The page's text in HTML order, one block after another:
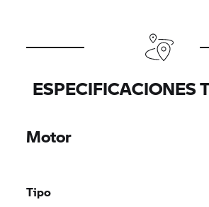
ESPECIFICACIONES
Motor
Tipo